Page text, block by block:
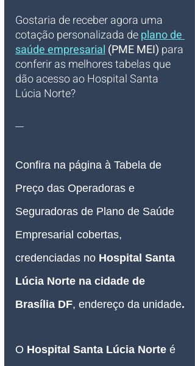
Gostaria de receber agora uma
cotação personalizada de plano de
saúde empresarial (PME MEI) para
conferir as melhores tabelas que
dão acesso ao Hospital Santa
Lúcia Norte?
__
Confira na página à Tabela de
Preço das Operadoras e
Seguradoras de Plano de Saúde
Empresarial cobertas,
credenciadas no Hospital Santa
Lúcia Norte na cidade de
Brasília DF, endereço da unidade.
O Hospital Santa Lúcia Norte é